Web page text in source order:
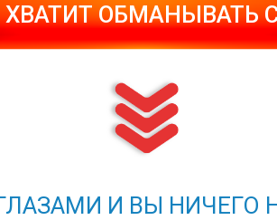
ХВАТИТ ОБМАНЫВАТЬ
И ВЫ НИЧЕГО